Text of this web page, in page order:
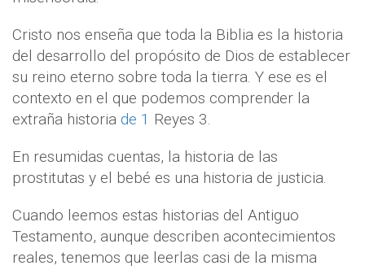
Cristo nos enseña que toda la Biblia es la historia
del desarrollo del propósito de Dios de establecer
su reino eterno sobre toda la tierra. Y ese es el
contexto en el que podemos comprender la
extraña historia de 1 Reyes 3.
En resumidas cuentas, la historia de las
prostitutas y el bebé es una historia de justicia.
Cuando leemos estas historias del Antiguo
Testamento, aunque describen acontecimientos
reales, tenemos que leerlas casi de la misma